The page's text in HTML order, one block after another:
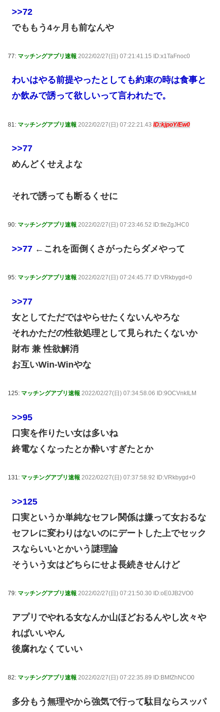
>>72
でももう4ヶ月も前なんや
77: マッチングアプリ速報 2022/02/27(日) 07:21:41.15 ID:x1TaFnoc0
わいはやる前提やったとしても約束の時は食事と
か飲みで誘って欲しいって言われたで。
81: マッチングアプリ速報 2022/02/27(日) 07:22:21.43 ID:kjpoY/Ew0
>>77
めんどくせえよな
それで誘っても断るくせに
90: マッチングアプリ速報 2022/02/27(日) 07:23:46.52 ID:tIeZgJHC0
>>77 ←これを面倒くさがったらダメやって
95: マッチングアプリ速報 2022/02/27(日) 07:24:45.77 ID:VRkbygd+0
>>77
女としてただではやらせたくないんやろな
それかただの性欲処理として見られたくないか
財布 兼 性欲解消
お互いWin-Winやな
125: マッチングアプリ速報 2022/02/27(日) 07:34:58.06 ID:9OCVnkILM
>>95
口実を作りたい女は多いね
終電なくなったとか酔いすぎたとか
131: マッチングアプリ速報 2022/02/27(日) 07:37:58.92 ID:VRkbygd+0
>>125
口実というか単純なセフレ関係は嫌って女おるな
セフレに変わりはないのにデートした上でセック
スならいいとかいう謎理論
そういう女はどちらにせよ長続きせんけど
79: マッチングアプリ速報 2022/02/27(日) 07:21:50.30 ID:oE0JB2VO0
アプリでやれる女なんか山ほどおるんやし次々や
ればいいやん
後腐れなくていい
82: マッチングアプリ速報 2022/02/27(日) 07:22:35.89 ID:BMfZhNCO0
多分もう無理やから強気で行って駄目ならスッパ